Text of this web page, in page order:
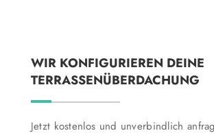
WIR KONFIGURIEREN DEINE
TERRASSENÜBERDACHUNG
Jetzt kostenlos und unverbindlich